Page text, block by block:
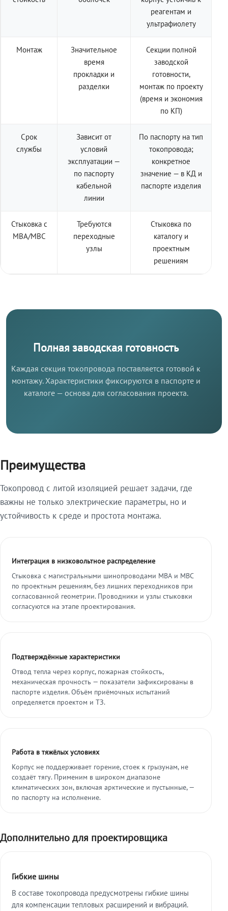
реагентам и
ультрафиолету
Монтаж
Значительное
время
прокладки и
разделки
Секции полной
заводской
готовности,
монтаж по проекту
(время и экономия
по КП)
Срок
службы
Зависит от
условий
эксплуатации —
по паспорту
кабельной
линии
По паспорту на тип
токопровода;
конкретное
значение — в КД и
паспорте изделия
Стыковка с
МВА/МВС
Требуются
переходные
узлы
Стыковка по
каталогу и
проектным
решениям
Полная заводская готовность
Каждая секция токопровода поставляется готовой к
монтажу. Характеристики фиксируются в паспорте и
каталоге — основа для согласования проекта.
Преимущества
Токопровод с литой изоляцией решает задачи, где
важны не только электрические параметры, но и
устойчивость к среде и простота монтажа.
Интеграция в низковольтное распределение
Стыковка с магистральными шинопроводами МВА и МВС
по проектным решениям, без лишних переходников при
согласованной геометрии. Проводники и узлы стыковки
согласуются на этапе проектирования.
Подтверждённые характеристики
Отвод тепла через корпус, пожарная стойкость,
механическая прочность — показатели зафиксированы в
паспорте изделия. Объём приёмочных испытаний
определяется проектом и ТЗ.
Работа в тяжёлых условиях
Корпус не поддерживает горение, стоек к грызунам, не
создаёт тягу. Применим в широком диапазоне
климатических зон, включая арктические и пустынные, —
по паспорту на исполнение.
Дополнительно для проектировщика
Гибкие шины
В составе токопровода предусмотрены гибкие шины
для компенсации тепловых расширений и вибраций.